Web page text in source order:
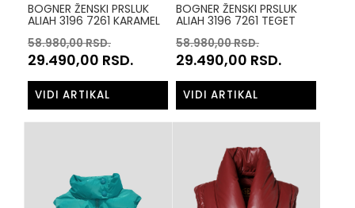
BOGNER ŽENSKI PRSLUK
ALIAH 3196 7261 KARAMEL
58.980,00RSD.
29.490,00 RSD.
VIDI ARTIKAL
BOGNER ŽENSKI PRSLUK
ALIAH 3196 7261 TEGET
58.980,00RSD.
29.490,00 RSD.
VIDI ARTIKAL